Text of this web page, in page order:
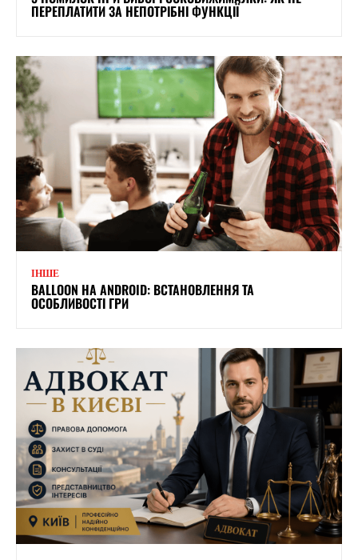
ПЕРЕПЛАТИТИ ЗА НЕПОТРІБНІ ФУНКЦІЇ
ІНШЕ
BALLOON НА ANDROID: ВСТАНОВЛЕННЯ ТА
ОСОБЛИВОСТІ ГРИ